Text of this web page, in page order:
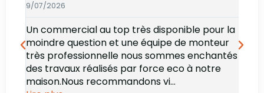
9/07/2026
Un commercial au top très disponible pour la
moindre question et une équipe de monteur
très professionnelle nous sommes enchantés
des travaux réalisés par force eco à notre
maison.Nous recommandons vi...